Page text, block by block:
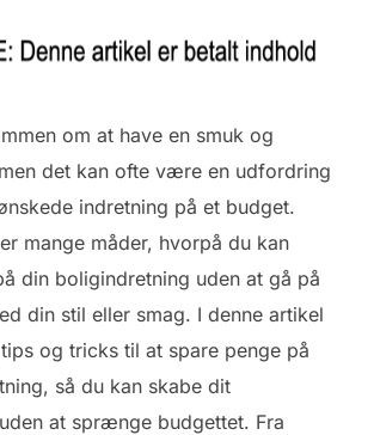
om at have en smuk og
det kan ofte være en udfordring
indretning på et budget.
mange måder, hvorpå du kan
din boligindretning uden at gå på
din stil eller smag. I denne artikel
og tricks til at spare penge på
så du kan skabe dit
at sprænge budgettet. Fra